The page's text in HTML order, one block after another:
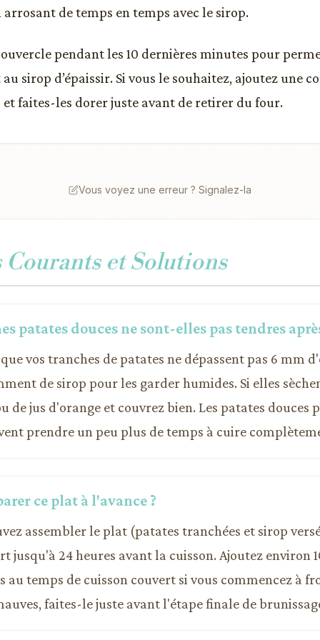
arrosant de temps en temps avec le sirop.
pendant les 10 dernières minutes pour
sirop d’épaissir. Si vous le souhaitez, ajoutez une
et faites-les dorer juste avant de retirer du four.
Vous voyez une erreur ? Signalez-la
et Solutions
patates douces ne sont-elles pas tendres
vos tranches de patates ne dépassent pas 6 mm
de sirop pour les garder humides. Si elles
de jus d'orange et couvrez bien. Les patates douces
prendre un peu plus de temps à cuire
ce plat à l'avance ?
assembler le plat (patates tranchées et sirop
jusqu'à 24 heures avant la cuisson. Ajoutez environ
au temps de cuisson couvert si vous commencez à
faites-le juste avant l'étape finale de